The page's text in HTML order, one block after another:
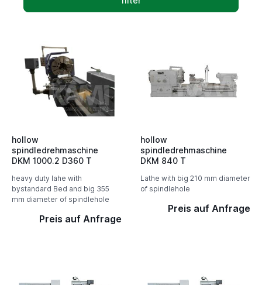
hollow
spindledrehmaschine
DKM 1000.2 D360 T
heavy duty lahe with
bystandard Bed and big 355
mm diameter of spindlehole
Preis auf Anfrage
hollow
spindledrehmaschine
DKM 840 T
Lathe with big 210 mm diameter
of spindlehole
Preis auf Anfrage